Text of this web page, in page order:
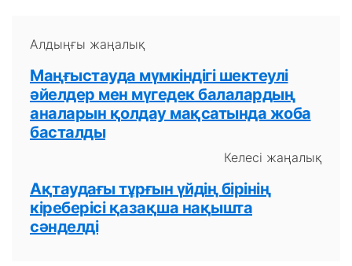
Алдыңғы жаңалық
Маңғыстауда мүмкіндігі шектеулі
әйелдер мен мүгедек балалардың
аналарын қолдау мақсатында жоба
басталды
Келесі жаңалық
Ақтаудағы тұрғын үйдің бірінің
кіреберісі қазақша нақышта
сәнделді